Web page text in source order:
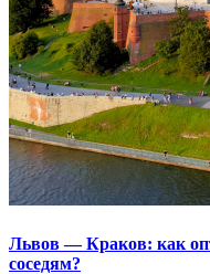
Львов — Краков: как
соседям?